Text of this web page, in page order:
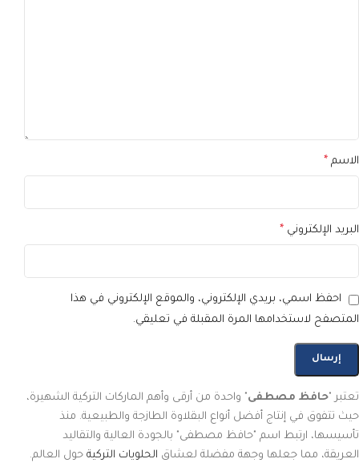
الاسم *
البريد الإلكتروني *
احفظ اسمي، بريدي الإلكتروني، والموقع الإلكتروني في هذا
المتصفح لاستخدامها المرة المقبلة في تعليقي.
تعتبر "حافظ مصطفى" واحدة من أرقى وأهم الماركات التركية الشهيرة،
حيث تتفوق في إنتاج أفضل أنواع البقلاوة الطازجة والطبيعية. منذ
تأسيسها، ارتبط اسم "حافظ مصطفى" بالجودة العالية والتقاليد
العريقة، مما جعلها وجهة مفضلة لعشاق الحلويات التركية حول العالم.